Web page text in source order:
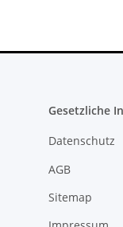
Gesetzliche
Datenschutz
AGB
Sitemap